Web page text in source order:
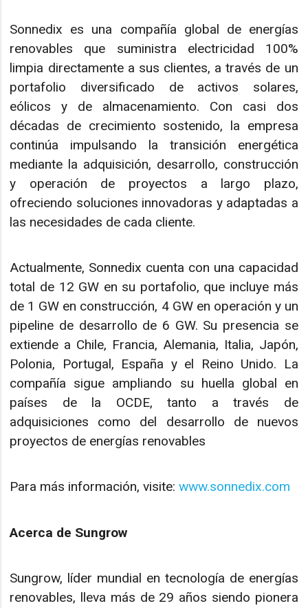
Sonnedix es una compañía global de energías
renovables que suministra electricidad 100%
limpia directamente a sus clientes, a través de un
portafolio diversificado de activos solares,
eólicos y de almacenamiento. Con casi dos
décadas de crecimiento sostenido, la empresa
continúa impulsando la transición energética
mediante la adquisición, desarrollo, construcción
y operación de proyectos a largo plazo,
ofreciendo soluciones innovadoras y adaptadas a
las necesidades de cada cliente.
Actualmente, Sonnedix cuenta con una capacidad
total de 12 GW en su portafolio, que incluye más
de 1 GW en construcción, 4 GW en operación y un
pipeline de desarrollo de 6 GW. Su presencia se
extiende a Chile, Francia, Alemania, Italia, Japón,
Polonia, Portugal, España y el Reino Unido. La
compañía sigue ampliando su huella global en
países de la OCDE, tanto a través de
adquisiciones como del desarrollo de nuevos
proyectos de energías renovables
Para más información, visite:www.sonnedix.com
Acerca de Sungrow
Sungrow, líder mundial en tecnología de energías
renovables, lleva más de 29 años siendo pionera